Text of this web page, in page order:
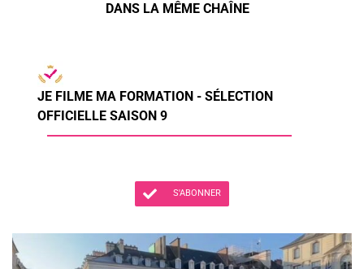
DANS LA MÊME CHAÎNE
JE FILME MA FORMATION - SÉLECTION
OFFICIELLE SAISON 9
S'ABONNER